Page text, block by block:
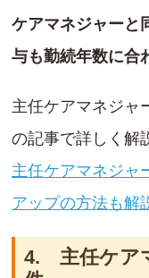
ケアマネジャーと
与も勤続年数に合
主任ケアマネジャ
の記事で詳しく解
主任ケアマネジャ
アップの方法も解
4. 主任ケア